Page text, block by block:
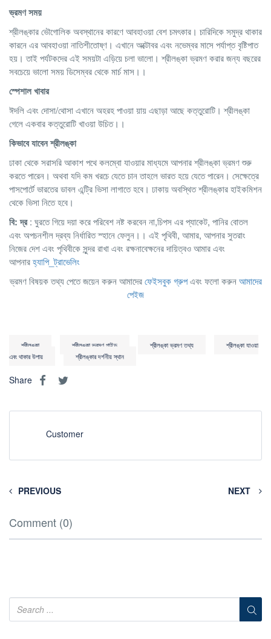
ভ্রমণসময়
শ্রীলঙ্কার ভৌগোলিক অবস্থানের কারণে আবহাওয়া বেশ চমৎকার। চারিদিকে সমুদ্র থাকার
কারনে এর আবহাওয়া নাতিশীতোষ্ণ। এখানে অক্টোবর এবং নভেম্বর মাসে পর্যাপ্ত বৃষ্টিপাত
হয়। তাই পর্যটকদের এই সময়টা এড়িয়ে চলা ভালো। শ্রীলঙ্কা ভ্রমণ করার জন্য বছরের
সবচেয়ে ভালো সময় ডিসেম্বর থেকে মার্চ মাস।।
স্পেশালখাবার
ঈদলি এবং দোসা/থোসা এখানে অহরহ পাওয়া য়ায় এছাড়া আছে কত্তুরোটি। শ্রীলঙ্কা
গেলে একবার কত্তুরোটি খাওয়া উচিত।।
কিভাবেযাবেনশ্রীলঙ্কা
ঢাকা থেকে সরাসরি আকাশ পথে কলম্বো যাওয়ার মাধ্যমে আপনার শ্রীলঙ্কা ভ্রমণ শুরু
করতে পারেন। অথবা যদি কম খরচে যেতে চান তাহলে ভারত হয়ে যেতে পারেন। সেক্ষেত্রে
পাসপোর্টে ভারতের ডাবল এন্ট্রি ভিসা লাগাতে হবে। ঢাকায় অবস্থিত শ্রীলঙ্কার হাইকমিশন
থেকে ভিসা নিতে হবে।
বি: দ্র: ঘুরতে গিয়ে দয়া করে পরিবেশ নষ্ট করবেন না,চিপস এর প্যাকেট, পানির বোতল
এবং অপচনশীল দ্রব্য নির্ধারিত স্হানে ফেলুন।। এই পৃথিবী, আমার, আপনার সুতরাং
নিজের দেশ এবং পৃথিবীকে সুন্দর রাখা এবং রক্ষনাবেক্ষনের দায়িত্বও আমার এবং
আপনারহ্যাপি_ট্রাভেলিং
ভ্রমণ বিষয়ক তথ্য পেতে জয়েন করুন আমাদেরফেইসবুক গ্রুপএবং ফলো করুনআমাদের
পেইজ
শ্রীলঙ্কা শ্রীলঙ্কা ভ্রমণ গাইড শ্রীলঙ্কা ভ্রমণ তথ্য
শ্রীলঙ্কা যাওয়া
এবং থাকার উপায়
শ্রীলঙ্কার দর্শনীয় স্থান
Share
Customer
PREVIOUS NEXT
Comment (0)